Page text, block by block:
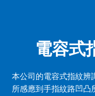
電容式
本公司的電容式指紋辨
所感應到手指紋路凹凸